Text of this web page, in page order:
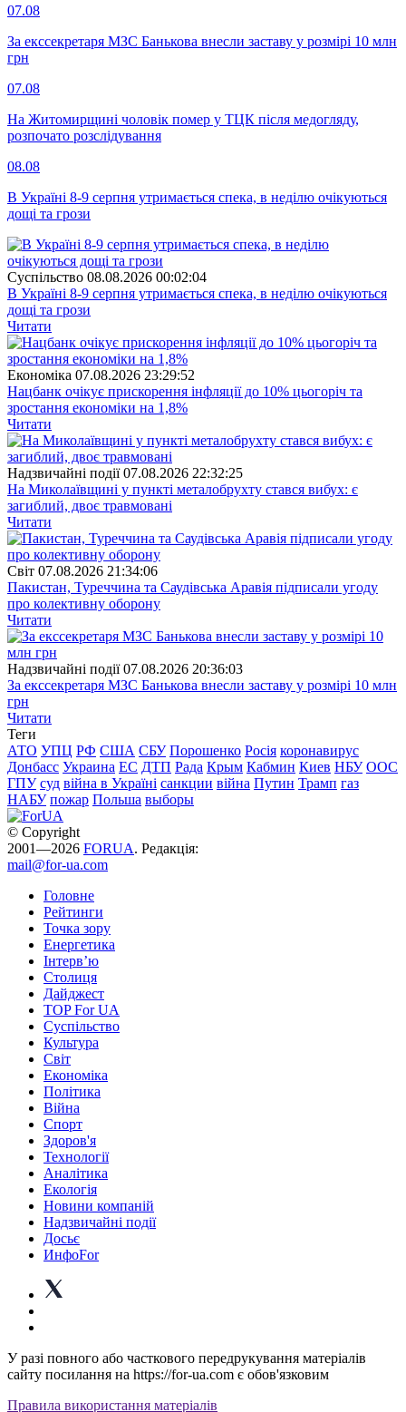
07.08
За екссекретаря МЗС Банькова внесли заставу у розмірі 10 млн
грн
07.08
На Житомирщині чоловік помер у ТЦК після медогляду,
розпочато розслідування
08.08
В Україні 8-9 серпня утримається спека, в неділю очікуються
дощі та грози
Суспiльство 08.08.2026 00:02:04
В Україні 8-9 серпня утримається спека, в неділю очікуються
дощі та грози
Читати
Економіка 07.08.2026 23:29:52
Нацбанк очікує прискорення інфляції до 10% цьогоріч та
зростання економіки на 1,8%
Читати
Надзвичайні події 07.08.2026 22:32:25
На Миколаївщині у пункті металобрухту стався вибух: є
загиблий, двоє травмовані
Читати
Свiт 07.08.2026 21:34:06
Пакистан, Туреччина та Саудівська Аравія підписали угоду
про колективну оборону
Читати
Надзвичайні події 07.08.2026 20:36:03
За екссекретаря МЗС Банькова внесли заставу у розмірі 10 млн
грн
Читати
Теги
АТО УПЦ РФ США СБУ Порошенко Росія коронавирус
Донбасс Украина ЕС ДТП Рада Крым Кабмин Киев НБУ ООС
ГПУ суд війна в Україні санкции війна Путин Трамп газ
НАБУ пожар Польша выборы
© Copyright
2001—2026 FORUA. Редакція:
mail@for-ua.com
Головне
Рейтинги
Точка зору
Енергетика
Інтерв’ю
Столиця
Дайджест
TOP For UA
Суспiльство
Культура
Світ
Економіка
Політика
Війна
Спорт
Здоров'я
Технології
Аналітика
Екологія
Новини компаній
Надзвичайні події
Досьє
ИнфоFor
У разі повного або часткового передрукування матеріалів
сайту посилання на https://for-ua.com є обов'язковим
Правила використання матеріалів